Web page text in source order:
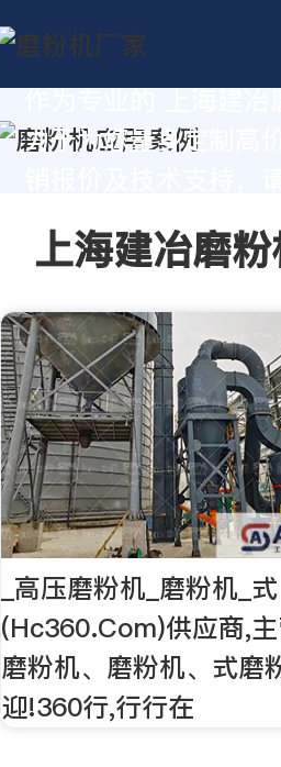
力于为您量身定制高
上海建冶磨
_高压磨粉机_磨粉机_
(Hc360.Com)供应商,
磨粉机、磨粉机、式磨
迎!360行,行行在